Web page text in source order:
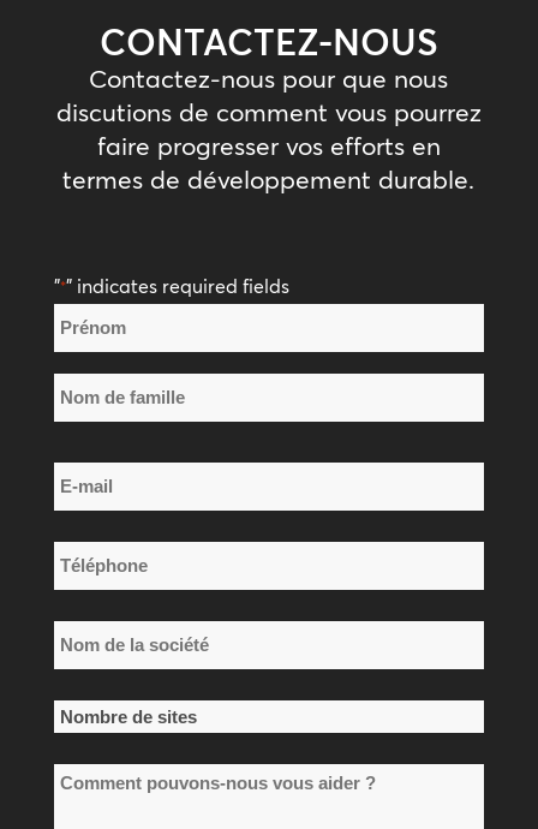
CONTACTEZ-NOUS
Contactez-nous pour que nous
discutions de comment vous pourrez
faire progresser vos efforts en
termes de développement durable.
"*" indicates required fields
Nom
*
Prénom
de
E-
mail
*
Téléphone
*
Nom
de
la
société
*
Nombre
sites
Comment